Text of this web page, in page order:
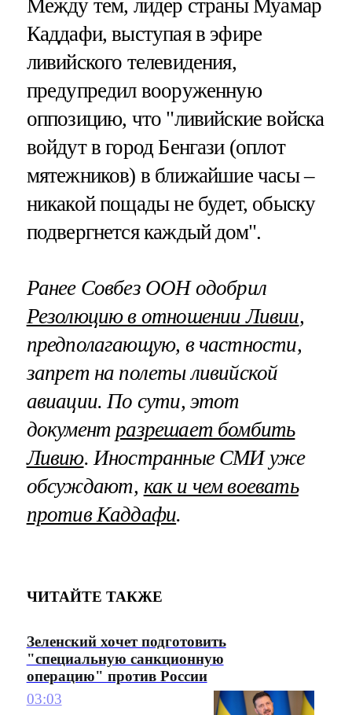
Между тем, лидер страны Муамар
Каддафи, выступая в эфире
ливийского телевидения,
предупредил вооруженную
оппозицию, что "ливийские войска
войдут в город Бенгази (оплот
мятежников) в ближайшие часы –
никакой пощады не будет, обыску
подвергнется каждый дом".
Ранее Совбез ООН одобрил
Резолюцию в отношении Ливии,
предполагающую, в частности,
запрет на полеты ливийской
авиации. По сути, этот
документ разрешает бомбить
Ливию. Иностранные СМИ уже
обсуждают, как и чем воевать
против Каддафи.
ЧИТАЙТЕ ТАКЖЕ
Зеленский хочет подготовить
"специальную санкционную
операцию" против России
03:03